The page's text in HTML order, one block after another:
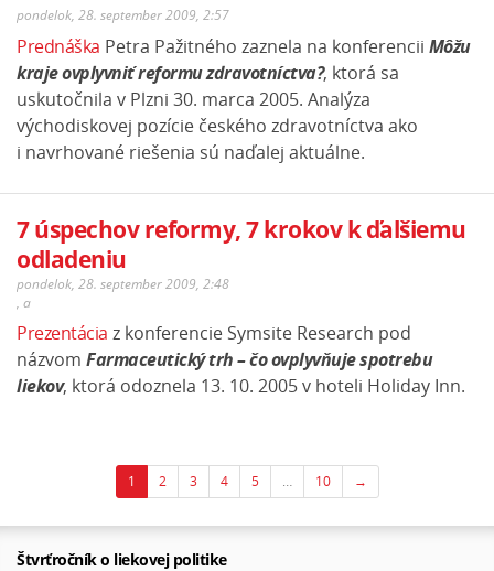
pondelok, 28. september 2009, 2:57
Prednáška Petra Pažitného zaznela na konferencii Môžu
kraje ovplyvniť reformu zdravotníctva?, ktorá sa
uskutočnila v Plzni 30. marca 2005. Analýza
východiskovej pozície českého zdravotníctva ako
i navrhované riešenia sú naďalej aktuálne.
7 úspechov reformy, 7 krokov k ďalšiemu
odladeniu
pondelok, 28. september 2009, 2:48
, a
Prezentácia z konferencie Symsite Research pod
názvom Farmaceutický trh – čo ovplyvňuje spotrebu
liekov, ktorá odoznela 13. 10. 2005 v hoteli Holiday Inn.
1 2 3 4 5 … 10 →
Štvrťročník o liekovej politike